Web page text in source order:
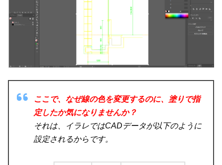
ここで、なぜ線の色を変更するのに、塗りで指
定したか気になりませんか？
それは、イラレではCADデータが以下のように
設定されるからです。